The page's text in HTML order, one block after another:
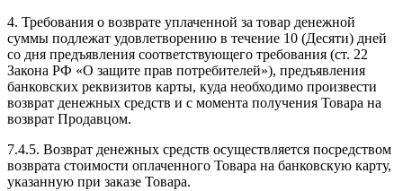
4. Требования о возврате уплаченной за товар денежной
суммы подлежат удовлетворению в течение 10 (Десяти) дней
со дня предъявления соответствующего требования (ст. 22
Закона РФ «О защите прав потребителей»), предъявления
банковских реквизитов карты, куда необходимо произвести
возврат денежных средств и с момента получения Товара на
возврат Продавцом.
7.4.5. Возврат денежных средств осуществляется посредством
возврата стоимости оплаченного Товара на банковскую карту,
указанную при заказе Товара.